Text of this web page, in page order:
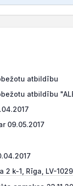
atbildību
atbildību
09.05.2017
2 k-1, Rīga, LV-1029